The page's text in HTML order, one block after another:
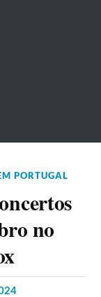
PORTUGAL
no